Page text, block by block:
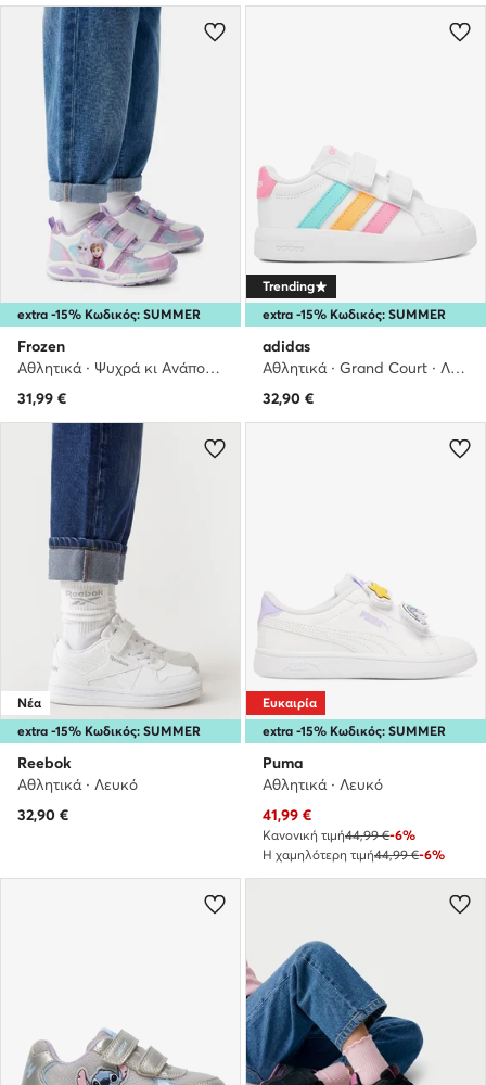
extra -15% Κωδικός: SUMMER
Frozen
Αθλητικά · Ψυχρά κι Ανάποδα · Μωβ
31,99 €
extra -15% Κωδικός: SUMMER
Trending
adidas
Αθλητικά · Grand Court · Λευκό
32,90 €
extra -15% Κωδικός: SUMMER
Νέα
Reebok
Αθλητικά · Λευκό
32,90 €
extra -15% Κωδικός: SUMMER
Ευκαιρία
Puma
Αθλητικά · Λευκό
Τρέχουσα τιμή
41,99 €
Κανονική τιμή44,99 €-6%
Η χαμηλότερη τιμή44,99 €-6%